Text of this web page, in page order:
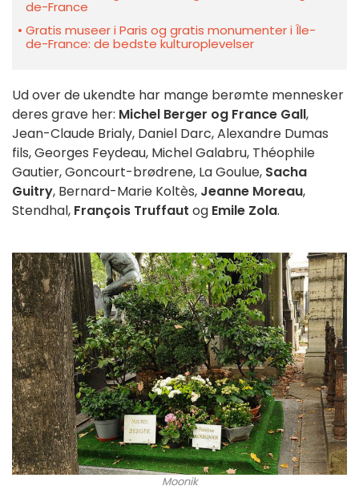
de-France
Gratis museer i Paris og gratis monumenter i Île-
de-France: de bedste kulturoplevelser
Ud over de ukendte har mange berømte mennesker
deres grave her: Michel Berger og France Gall,
Jean-Claude Brialy, Daniel Darc, Alexandre Dumas
fils, Georges Feydeau, Michel Galabru, Théophile
Gautier, Goncourt-brødrene, La Goulue, Sacha
Guitry, Bernard-Marie Koltès, Jeanne Moreau,
Stendhal, François Truffaut og Emile Zola.
Moonik